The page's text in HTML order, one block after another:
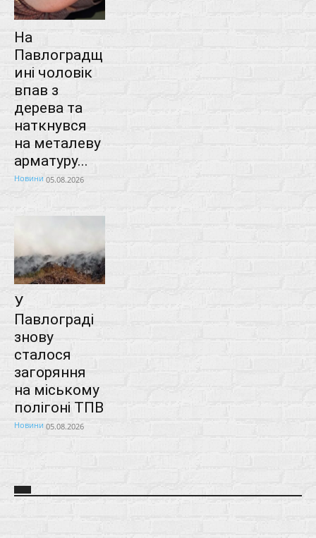
На
Павлоградщ
ині чоловік
впав з
дерева та
наткнувся
на металеву
арматуру...
Новини 05.08.2026
У
Павлограді
знову
сталося
загоряння
на міському
полігоні ТПВ
Новини 05.08.2026